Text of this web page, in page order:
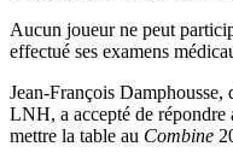
Aucun joueur ne peut
effectué ses examens
Jean-François Damphousse,
LNH, a accepté de
mettre la table au Combine